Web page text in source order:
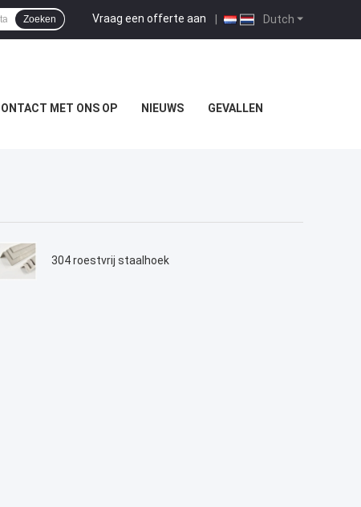
Dutch
Vraag een offerte aan |
Zoeken
MET ONS OP NIEUWS GEVALLEN
304 roestvrij staalhoek